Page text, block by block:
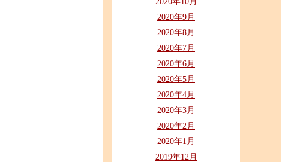
2020年9月
2020年8月
2020年7月
2020年6月
2020年5月
2020年4月
2020年3月
2020年2月
2020年1月
2019年12月